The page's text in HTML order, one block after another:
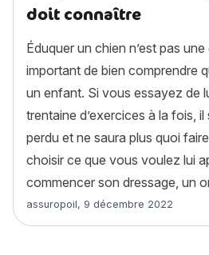
doit connaître
Éduquer un chien n’est pas
important de bien comprendre
un enfant. Si vous essayez de
trentaine d’exercices à la fois,
perdu et ne saura plus quoi
choisir ce que vous voulez lui
commencer son dressage, un
Article rédigé par
assuropoil, 9 décembre 2022